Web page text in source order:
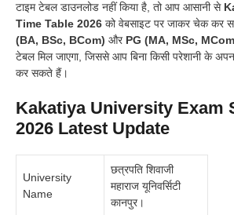
टाइम टेबल डाउनलोड नहीं किया है, तो आप आसानी से
Time Table 2026 को वेबसाइट पर जाकर चेक कर
(BA, BSc, BCom) और PG (MA, MSc,
टेबल मिल जाएगा, जिससे आप बिना किसी परेशानी के
कर सकते हैं।
Kakatiya University Exam
2026 Latest Update
University
Name
छत्रपति शिवाजी
महाराज यूनिवर्सिटी
कानपुर।